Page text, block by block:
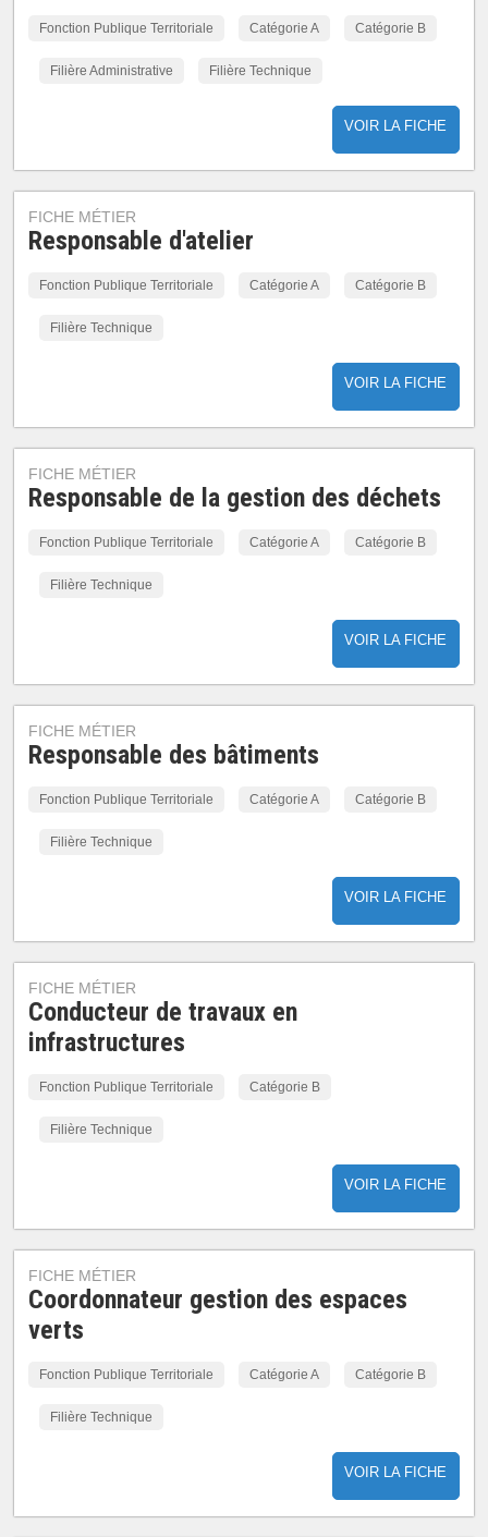
Fonction Publique Territoriale Catégorie A Catégorie B
Filière Administrative Filière Technique
VOIR LA FICHE
FICHE MÉTIER
Responsable d'atelier
Fonction Publique Territoriale Catégorie A Catégorie B
Filière Technique
VOIR LA FICHE
FICHE MÉTIER
Responsable de la gestion des déchets
Fonction Publique Territoriale Catégorie A Catégorie B
Filière Technique
VOIR LA FICHE
FICHE MÉTIER
Responsable des bâtiments
Fonction Publique Territoriale Catégorie A Catégorie B
Filière Technique
VOIR LA FICHE
FICHE MÉTIER
Conducteur de travaux en
infrastructures
Fonction Publique Territoriale Catégorie B
Filière Technique
VOIR LA FICHE
FICHE MÉTIER
Coordonnateur gestion des espaces
verts
Fonction Publique Territoriale Catégorie A Catégorie B
Filière Technique
VOIR LA FICHE